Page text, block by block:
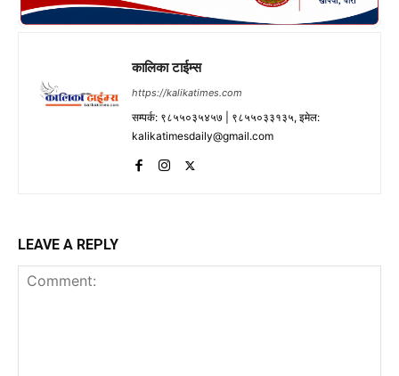
कालिका टाईम्स
https://kalikatimes.com
सम्पर्क: ९८५५०३५४५७ | ९८५५०३३१३५, इमेल:
kalikatimesdaily@gmail.com
LEAVE A REPLY